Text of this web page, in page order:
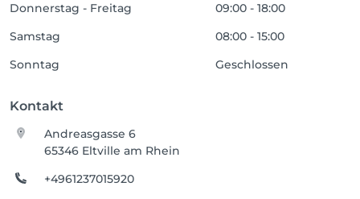
Donnerstag - Freitag
09:00 - 18:00
Samstag
08:00 - 15:00
Sonntag
Geschlossen
Kontakt
Andreasgasse 6
65346 Eltville am Rhein
+4961237015920